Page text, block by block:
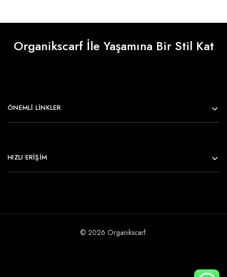
Organikscarf İle Yaşamına Bir Stil Kat
ÖNEMLI LINKLER
HIZLI ERİŞİM
© 2026 Organikscarf.